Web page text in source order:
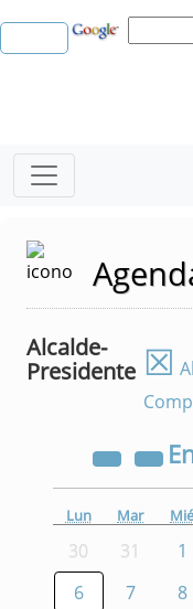
Alcalde-
Presidente ☒
Lun Mar Mié
30 31 1
6
7 8